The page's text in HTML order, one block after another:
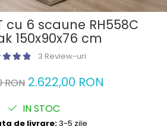
cu 6 scaune RH558C
150x90x76 cm
3 Review-uri
RON 2.622,00 RON
IN STOC
de livrare:3-5 zile